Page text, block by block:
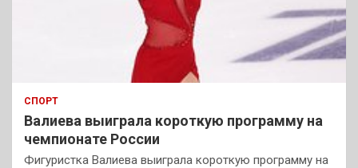
СПОРТ
Валиева выиграла короткую программу на
чемпионате России
Фигуристка Валиева выиграла короткую программу на